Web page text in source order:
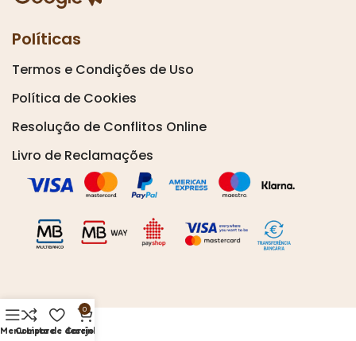
Políticas
Termos e Condições de Uso
Política de Cookies
Resolução de Conflitos Online
Livro de Reclamações
MenuCompare
Lista de desejos
0
Carrinho